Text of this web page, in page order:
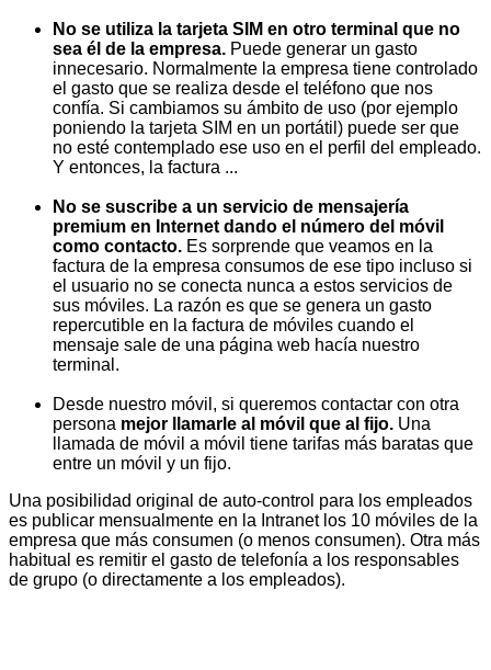
No se utiliza la tarjeta SIM en otro terminal que no
sea él de la empresa. Puede generar un gasto
innecesario. Normalmente la empresa tiene controlado
el gasto que se realiza desde el teléfono que nos
confía. Si cambiamos su ámbito de uso (por ejemplo
poniendo la tarjeta SIM en un portátil) puede ser que
no esté contemplado ese uso en el perfil del empleado.
Y entonces, la factura ...
No se suscribe a un servicio de mensajería
premium en Internet dando el número del móvil
como contacto. Es sorprende que veamos en la
factura de la empresa consumos de ese tipo incluso si
el usuario no se conecta nunca a estos servicios de
sus móviles. La razón es que se genera un gasto
repercutible en la factura de móviles cuando el
mensaje sale de una página web hacía nuestro
terminal.
Desde nuestro móvil, si queremos contactar con otra
persona mejor llamarle al móvil que al fijo. Una
llamada de móvil a móvil tiene tarifas más baratas que
entre un móvil y un fijo.
Una posibilidad original de auto-control para los empleados
es publicar mensualmente en la Intranet los 10 móviles de la
empresa que más consumen (o menos consumen). Otra más
habitual es remitir el gasto de telefonía a los responsables
de grupo (o directamente a los empleados).